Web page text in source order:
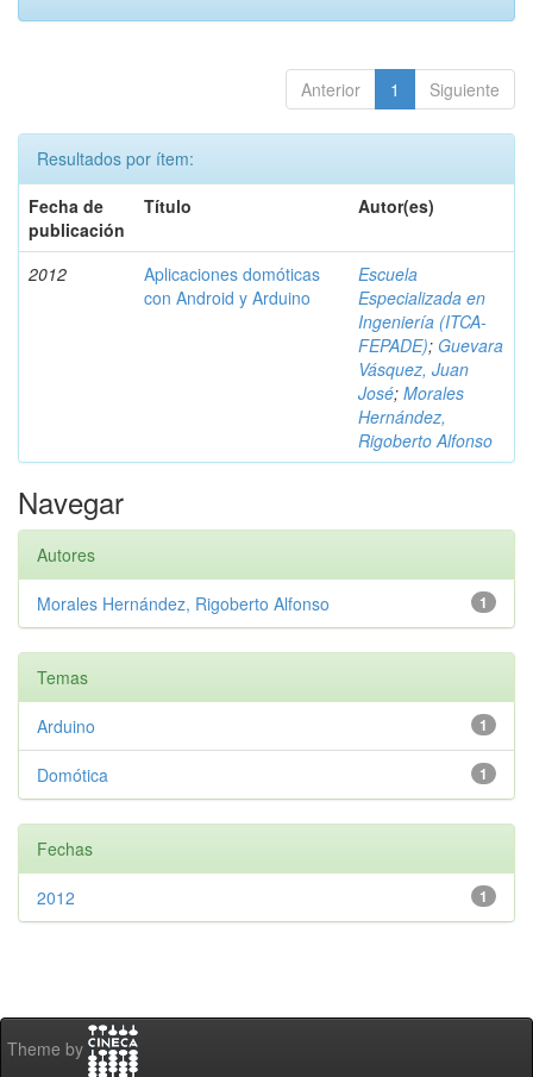
Anterior 1 Siguiente
Resultados por ítem:
Fecha de
publicación
Título Autor(es)
2012
Aplicaciones domóticas
con Android y Arduino
Escuela
Especializada en
Ingeniería (ITCA-
FEPADE); Guevara
Vásquez, Juan
José; Morales
Hernández,
Rigoberto Alfonso
Navegar
Autores
1
Morales Hernández, Rigoberto Alfonso
Temas
1
Arduino
1
Domótica
Fechas
1
2012
Theme by